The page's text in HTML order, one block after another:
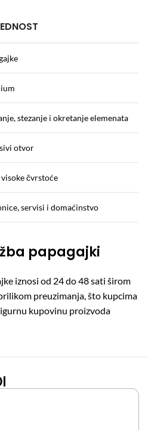
stezanje i okretanje elemenata
otvor
čvrstoće
servisi i domaćinstvo
papagajki
iznosi od 24 do 48 sati širom
preuzimanja, što kupcima
kupovinu proizvoda